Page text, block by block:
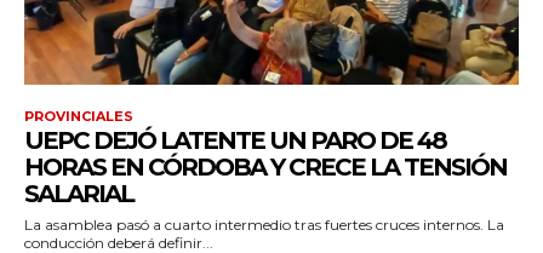
PROVINCIALES
UEPC DEJÓ LATENTE UN PARO DE 48
HORAS EN CÓRDOBA Y CRECE LA TENSIÓN
SALARIAL
La asamblea pasó a cuarto intermedio tras fuertes cruces internos. La
conducción deberá definir...